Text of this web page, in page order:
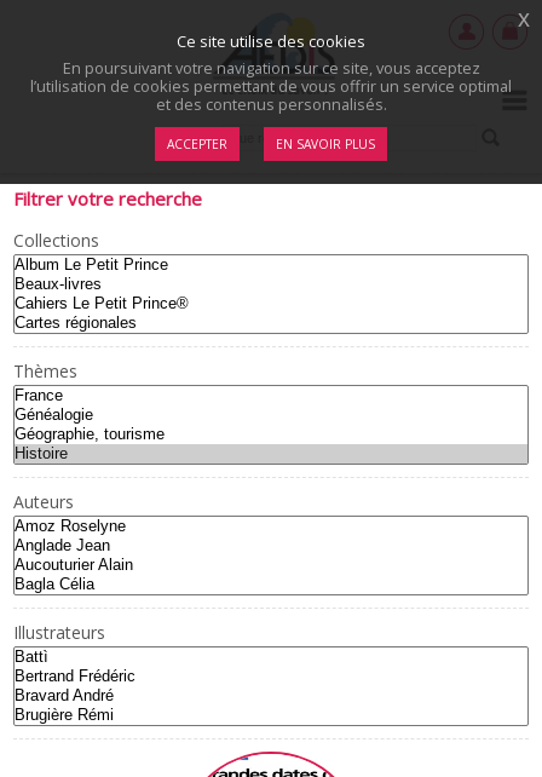
Filtrer votre recherche
Collections
Thèmes
Auteurs
Illustrateurs
Ce site utilise des cookies
En poursuivant votre navigation sur ce site, vous acceptez
l’utilisation de cookies permettant de vous offrir un service optimal
et des contenus personnalisés.
ACCEPTER EN SAVOIR PLUS
x